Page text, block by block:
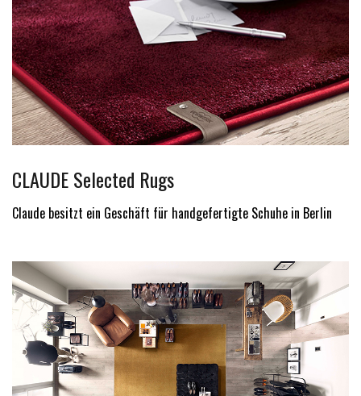
CLAUDE Selected Rugs
Claude besitzt ein Geschäft für handgefertigte Schuhe in Berlin